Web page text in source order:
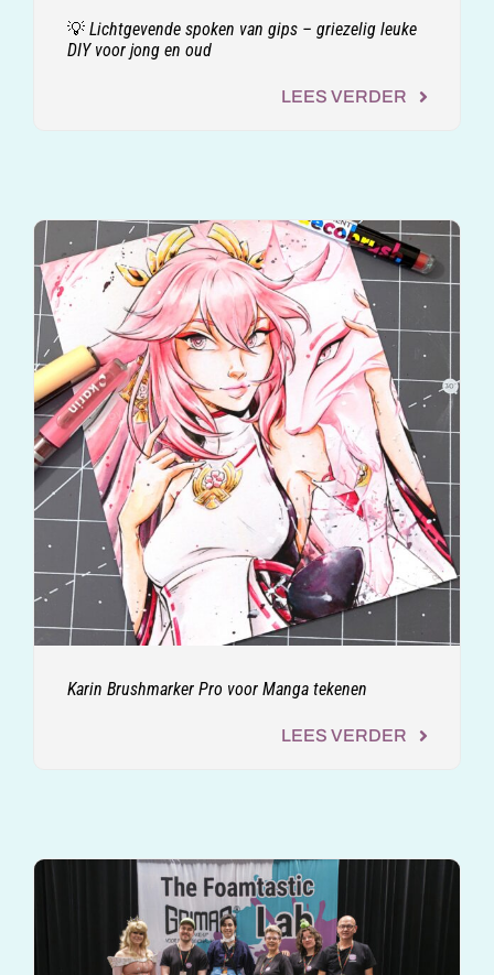
💡 Lichtgevende spoken van gips – griezelig leuke
DIY voor jong en oud
LEES VERDER
Karin Brushmarker Pro voor Manga tekenen
LEES VERDER